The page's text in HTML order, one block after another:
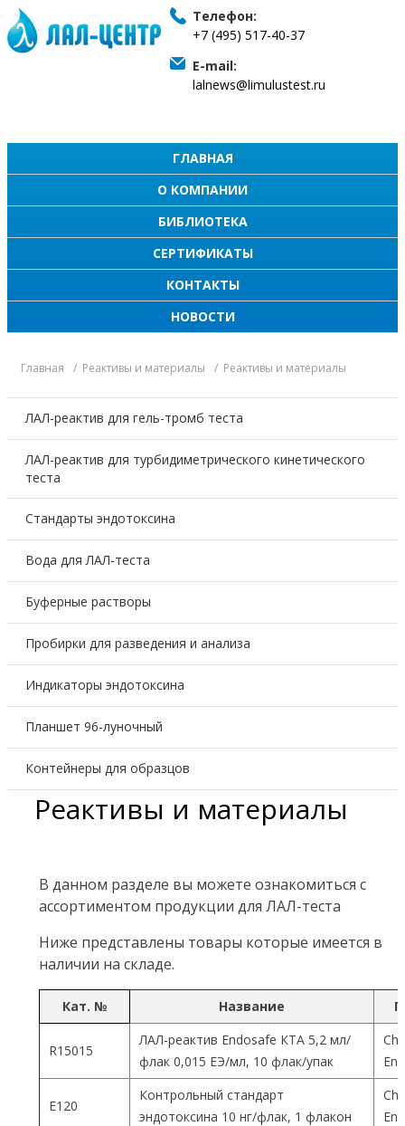
Телефон:
+7 (495) 517-40-37
E-mail:
lalnews@limulustest.ru
ГЛАВНАЯ
О КОМПАНИИ
БИБЛИОТЕКА
СЕРТИФИКАТЫ
КОНТАКТЫ
НОВОСТИ
Главная Реактивы и материалы Реактивы и материалы
ЛАЛ-реактив для гель-тромб теста
ЛАЛ-реактив для турбидиметрического кинетического
теста
Стандарты эндотоксина
Вода для ЛАЛ-теста
Буферные растворы
Пробирки для разведения и анализа
Индикаторы эндотоксина
Планшет 96-луночный
Контейнеры для образцов
Реактивы и материалы
В данном разделе вы можете ознакомиться с
ассортиментом продукции для ЛАЛ-теста
Ниже представлены товары которые имеется в
наличии на складе.
Кат. № Название
R15015
ЛАЛ-реактив Endosafe КТА 5,2 мл/
флак 0,015 ЕЭ/мл, 10 флак/упак
Е120
Контрольный стандарт
эндотоксина 10 нг/флак, 1 флакон